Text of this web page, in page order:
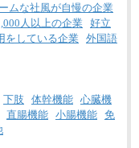
ムな社風が自慢の企業
人以上の企業 好立
をしている企業 外国語
下肢 体幹機能 心臓機
直腸機能 小腸機能 免